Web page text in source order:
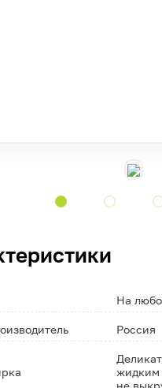
На
Россия
жидким